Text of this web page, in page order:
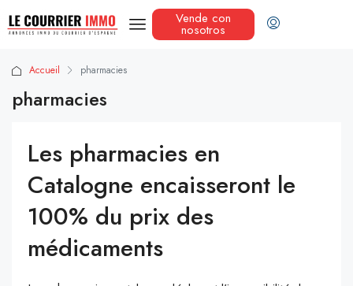
Vende con
nosotros
Accueil pharmacies
pharmacies
Les pharmacies en
Catalogne encaisseront le
100% du prix des
médicaments